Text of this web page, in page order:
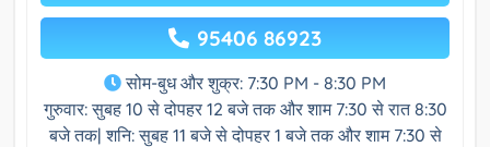
95406 86923
सोम-बुध और शुक्र: 7:30 PM - 8:30 PM
गुरुवार: सुबह 10 से दोपहर 12 बजे तक और शाम 7:30 से रात 8:30
बजे तक| शनि: सुबह 11 बजे से दोपहर 1 बजे तक और शाम 7:30 से